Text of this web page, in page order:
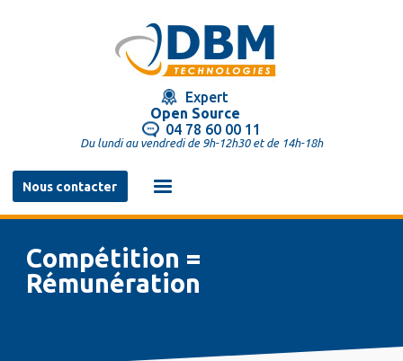
Expert
Open Source
04 78 60 00 11
Du lundi au vendredi de 9h-12h30 et de 14h-18h
Nous contacter
Navigation
principale
Compétition =
Rémunération